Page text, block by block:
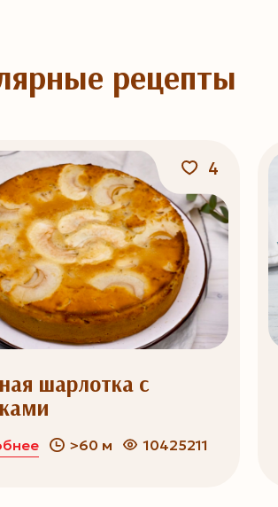
рецепты
4
шарлотка с
>60 м 10425211